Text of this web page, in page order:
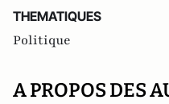
THEMATIQUES
Politique
A PROPOS DES